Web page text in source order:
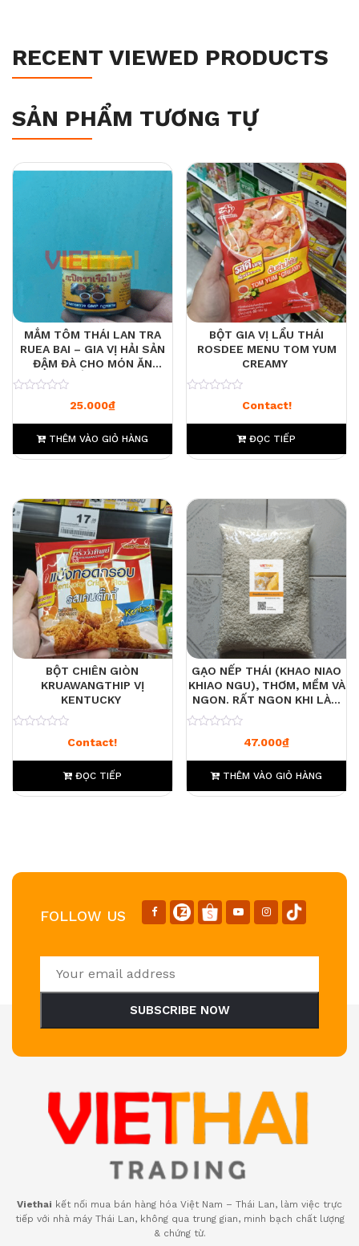
RECENT VIEWED PRODUCTS
SẢN PHẨM TƯƠNG TỰ
MẮM TÔM THÁI LAN TRA
RUEA BAI – GIA VỊ HẢI SẢN
ĐẬM ĐÀ CHO MÓN ĂN
CHUẨN VỊ 90G
25.000₫
THÊM VÀO GIỎ HÀNG
BỘT GIA VỊ LẨU THÁI
ROSDEE MENU TOM YUM
CREAMY
Contact!
ĐỌC TIẾP
BỘT CHIÊN GIÒN
KRUAWANGTHIP VỊ
KENTUCKY
Contact!
ĐỌC TIẾP
GẠO NẾP THÁI (KHAO NIAO
KHIAO NGU), THƠM, MỀM VÀ
NGON. RẤT NGON KHI LÀM
XÔI XOÀI 500G
47.000₫
THÊM VÀO GIỎ HÀNG
FOLLOW US
SUBSCRIBE NOW
Viethai kết nối mua bán hàng hóa Việt Nam – Thái Lan, làm việc trực
tiếp với nhà máy Thái Lan, không qua trung gian, minh bạch chất lượng
& chứng từ.